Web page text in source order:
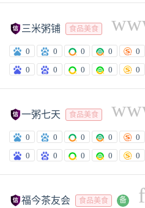
 三米粥铺 食品美食
0 0 0 0 0
0
0 0 0 0
一粥七天 食品美食
0 0 0 0 0
0
0 0 0 0
福今茶友会 食品美食 备